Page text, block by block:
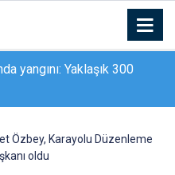
yangını: Yaklaşık 300
attı: 4 yaralı
Özbey, Karayolu Düzenleme
oldu